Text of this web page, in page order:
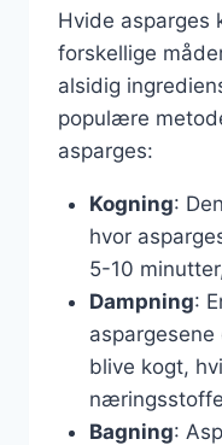
Hvide asparges
forskellige
alsidig
populære
asparges:
Kogning:
hvor
5-10
Dampning:
blive kogt,
Bagning: